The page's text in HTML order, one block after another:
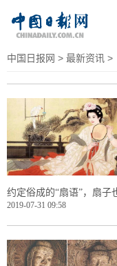
中国日报网 > 最新资讯 >
约定俗成的“扇语”，扇子
2019-07-31 09:58